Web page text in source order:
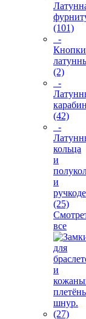
(101)
-
Кнопки
(2)
-
(42)
-
кольца
и
и
(25)
все